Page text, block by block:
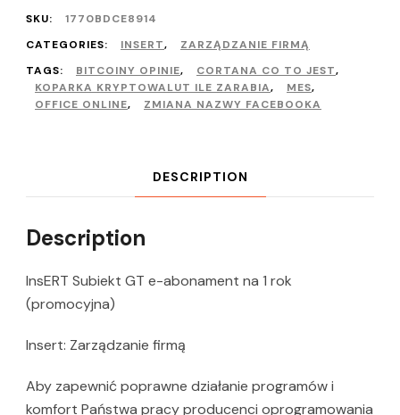
SKU:
1770BDCE8914
CATEGORIES:
INSERT,
ZARZĄDZANIE FIRMĄ
TAGS:
BITCOINY OPINIE, CORTANA CO TO JEST,
KOPARKA KRYPTOWALUT ILE ZARABIA, MES,
OFFICE ONLINE, ZMIANA NAZWY FACEBOOKA
DESCRIPTION
Description
InsERT Subiekt GT e-abonament na 1 rok
(promocyjna)
Insert: Zarządzanie firmą
Aby zapewnić poprawne działanie programów i
komfort Państwa pracy producenci oprogramowania